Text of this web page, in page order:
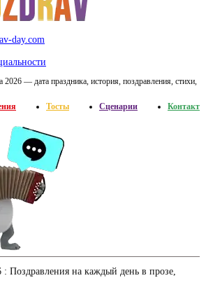
day.com
2026 — дата праздника, история, поздравления, стихи,
Тосты Сценарии Контакт
: Поздравления на каждый день в прозе,